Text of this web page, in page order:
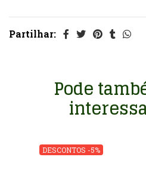
Partilhar:
Pode
DESCONTOS -5%